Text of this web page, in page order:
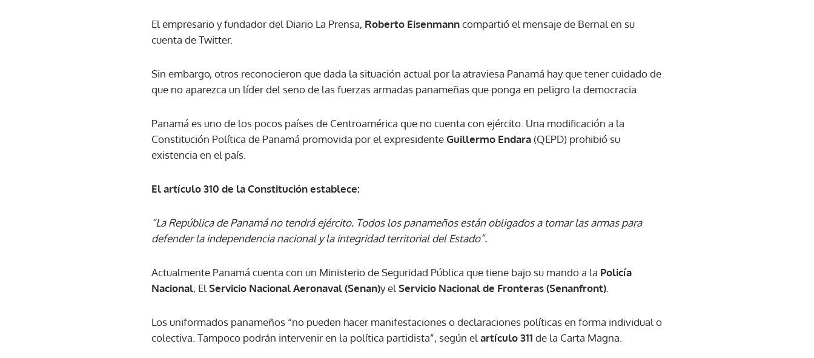
El empresario y fundador del Diario La Prensa, Roberto Eisenmanncompartió el mensaje de Bernal en su
cuenta de Twitter.
Sin embargo, otros reconocieron que dada la situación actual por la atraviesa Panamá hay que tener cuidado de
que no aparezca un líder del seno de las fuerzas armadas panameñas que ponga en peligro la democracia.
Panamá es uno de los pocos países de Centroamérica que no cuenta con ejército. Una modificación a la
Constitución Política de Panamá promovida por el expresidenteGuillermo Endara (QEPD) prohibió su
existencia en el país.
El artículo 310 de la Constitución establece:
“La República de Panamá no tendrá ejército. Todos los panameños están obligados a tomar las armas para
defender la independencia nacional y la integridad territorial del Estado”.
Actualmente Panamá cuenta con un Ministerio de Seguridad Pública que tiene bajo su mando a la Policía
Nacional, El Servicio Nacional Aeronaval (Senan)y el Servicio Nacional de Fronteras (Senanfront)
Los uniformados panameños “no pueden hacer manifestaciones o declaraciones políticas en forma individual o
colectiva. Tampoco podrán intervenir en la política partidista”, según el artículo 311 de la Carta Magna.